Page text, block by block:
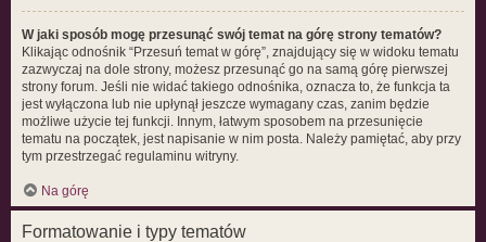
W jaki sposób mogę przesunąć swój temat na górę strony tematów?
Klikając odnośnik “Przesuń temat w górę”, znajdujący się w widoku tematu
zazwyczaj na dole strony, możesz przesunąć go na samą górę pierwszej
strony forum. Jeśli nie widać takiego odnośnika, oznacza to, że funkcja ta
jest wyłączona lub nie upłynął jeszcze wymagany czas, zanim będzie
możliwe użycie tej funkcji. Innym, łatwym sposobem na przesunięcie
tematu na początek, jest napisanie w nim posta. Należy pamiętać, aby przy
tym przestrzegać regulaminu witryny.
Na górę
Formatowanie i typy tematów